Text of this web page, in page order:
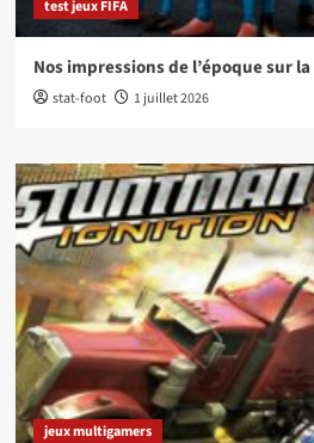
test jeux FIFA
Nos impressions de l’époque sur la
stat-foot 1 juillet 2026
jeux multigamers